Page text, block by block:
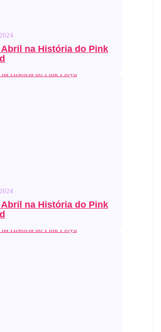
Abril na História do Pink
História do Pink Floyd
Abril na História do Pink
História do Pink Floyd